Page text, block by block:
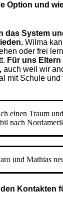
Option und
das System
Wilma
oder frei
Für uns
auch weil wir
mit Schule und
einen Traum
nach
und Mathias
Kontakten